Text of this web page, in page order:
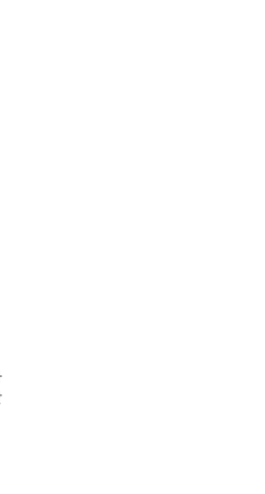
를 해결했습니까?
을 보내주세요.